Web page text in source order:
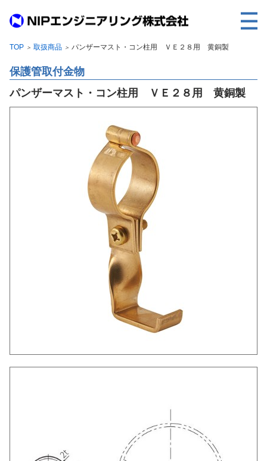
事業内容
取扱製品
個人データの共同利用について
TOP ＞ 取扱商品 ＞ パンザーマスト・コン柱用 ＶＥ２８用 黄銅製
保護管取付金物
パンザーマスト・コン柱用 ＶＥ２８用 黄銅製